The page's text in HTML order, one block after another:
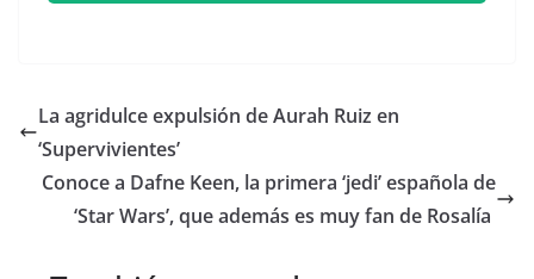
​La agridulce expulsión de Aurah Ruiz en
‘Supervivientes’
​Conoce a Dafne Keen, la primera ‘jedi’ española de
‘Star Wars’, que además es muy fan de Rosalía